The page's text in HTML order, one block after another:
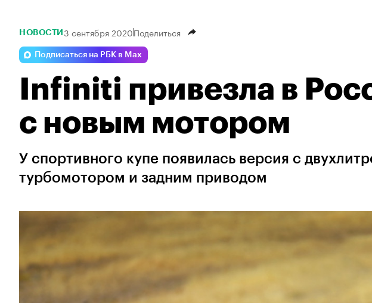
НОВОСТИ 3 сентября 2020Поделиться
Подписаться на РБК в Max
Infiniti привезла в
с новым мотором
У спортивного купе появилась версия с
турбомотором и задним приводом